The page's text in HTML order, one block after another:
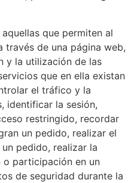
aquellas que permiten al
través de una página web,
y la utilización de las
que en ella existan
el tráfico y la
identificar la sesión,
restringido, recordar
un pedido, realizar el
pedido, realizar la
participación en un
de seguridad durante la